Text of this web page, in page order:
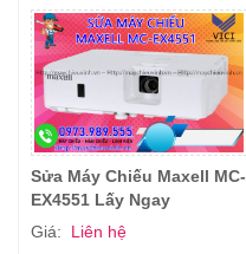
Sửa Máy Chiếu Maxell MC-
EX4551 Lấy Ngay
Giá:
Liên hệ